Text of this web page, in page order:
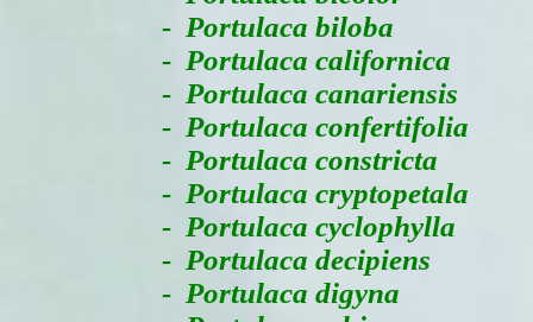
- Portulaca biloba
- Portulaca californica
- Portulaca canariensis
- Portulaca confertifolia
- Portulaca constricta
- Portulaca cryptopetala
- Portulaca cyclophylla
- Portulaca decipiens
- Portulaca digyna